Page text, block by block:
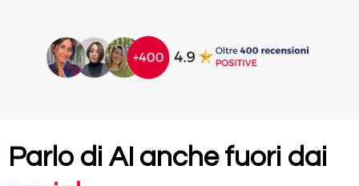
Parlo di AI anche fuori dai